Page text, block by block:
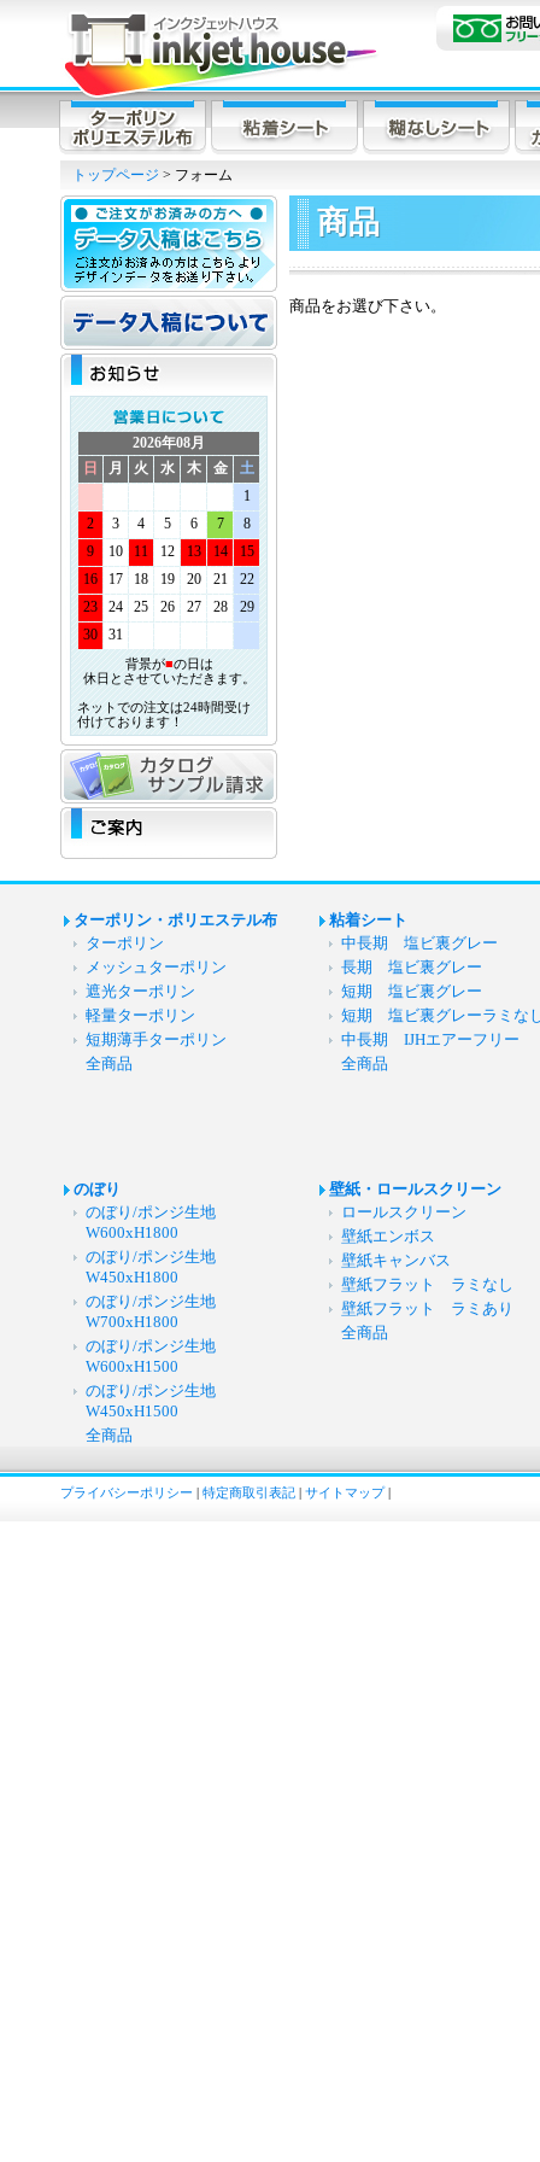
トップページ > フォーム
2026年08月
日
月 火 水 木 金
土
1
2
3 4 5 6 7
8
9
10 11 12 13 14
15
16
17 18 19 20 21
22
23
24 25 26 27 28
29
30
31
背景が■の日は
休日とさせていただきます。
ネットでの注文は24時間受け
付けております！
商品
商品をお選び下さい。
ターポリン・ポリエステル布
ターポリン
メッシュターポリン
遮光ターポリン
軽量ターポリン
短期薄手ターポリン
全商品
粘着シート
中長期 塩ビ裏グレー
長期 塩ビ裏グレー
短期 塩ビ裏グレー
短期 塩ビ裏グレーラミな
中長期 IJHエアーフリー
全商品
のぼり
のぼり/ポンジ生地
W600xH1800
のぼり/ポンジ生地
W450xH1800
のぼり/ポンジ生地
W700xH1800
のぼり/ポンジ生地
W600xH1500
のぼり/ポンジ生地
W450xH1500
全商品
壁紙・ロールスクリーン
ロールスクリーン
壁紙エンボス
壁紙キャンバス
壁紙フラット ラミなし
壁紙フラット ラミあり
全商品
プライバシーポリシー | 特定商取引表記 | サイトマップ|